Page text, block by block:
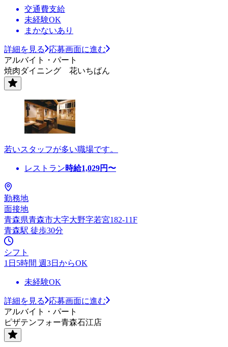
交通費支給
未経験OK
まかないあり
詳細を見る
応募画面に進む
アルバイト・パート
焼肉ダイニング 花いちばん
若いスタッフが多い職場です。
レストラン時給1,029円〜
勤務地
面接地
青森県青森市大字大野字若宮182-11F
青森駅 徒歩30分
シフト
1日5時間 週3日からOK
未経験OK
詳細を見る
応募画面に進む
アルバイト・パート
ピザテンフォー青森石江店